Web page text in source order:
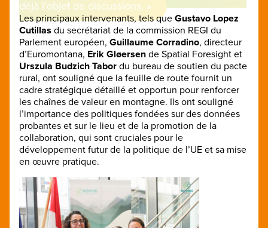
déjà l’objet de discussions. »
Les principaux intervenants, tels que Gustavo Lopez
Cutillas du secrétariat de la commission REGI du
Parlement européen, Guillaume Corradino, directeur
d’Euromontana, Erik Gløersen de Spatial Foresight et
Urszula Budzich Tabor du bureau de soutien du pacte
rural, ont souligné que la feuille de route fournit un
cadre stratégique détaillé et opportun pour renforcer
les chaînes de valeur en montagne. Ils ont souligné
l’importance des politiques fondées sur des données
probantes et sur le lieu et de la promotion de la
collaboration, qui sont cruciales pour le
développement futur de la politique de l’UE et sa mise
en œuvre pratique.